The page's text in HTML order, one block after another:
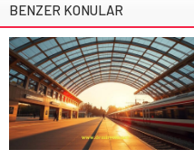
BENZER KONULAR